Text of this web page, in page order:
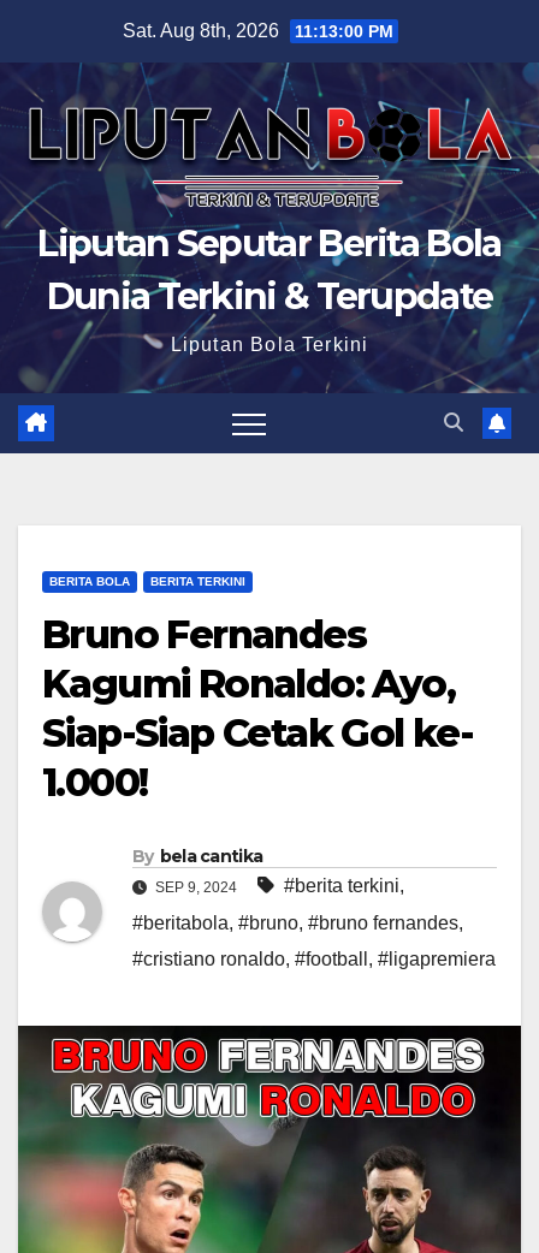
content
Sat. Aug 8th, 2026 11:13:01 PM
Liputan Seputar Berita Bola
Dunia Terkini & Terupdate
Liputan Bola Terkini
BERITA BOLA BERITA TERKINI
Bruno Fernandes
Kagumi Ronaldo: Ayo,
Siap-Siap Cetak Gol ke-
1.000!
By bela cantika
SEP 9, 2024 #berita terkini,
#beritabola, #bruno, #bruno fernandes,
#cristiano ronaldo, #football , #ligapremiera